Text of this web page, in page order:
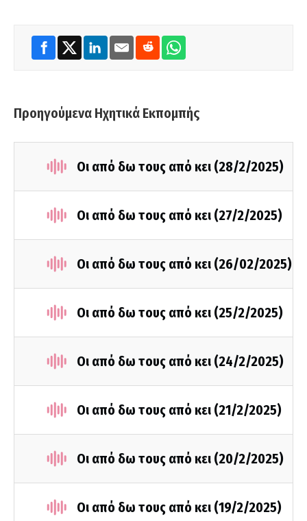
Προηγούμενα Ηχητικά Εκπομπής
Οι από δω τους από κει (28/2/2025)
Οι από δω τους από κει (27/2/2025)
Οι από δω τους από κει (26/02/2025)
Οι από δω τους από κει (25/2/2025)
Οι από δω τους από κει (24/2/2025)
Οι από δω τους από κει (21/2/2025)
Οι από δω τους από κει (20/2/2025)
Οι από δω τους από κει (19/2/2025)